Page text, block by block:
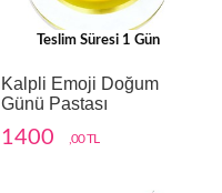
Teslim Süresi 1 Gün
Kalpli Emoji Doğum
Günü Pastası
1400 ,00 TL